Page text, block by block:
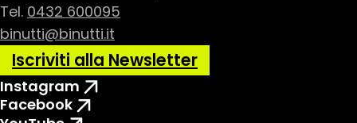
Tel. 0432 600095
binutti@binutti.it
Iscriviti alla Newsletter
Instagram
Facebook